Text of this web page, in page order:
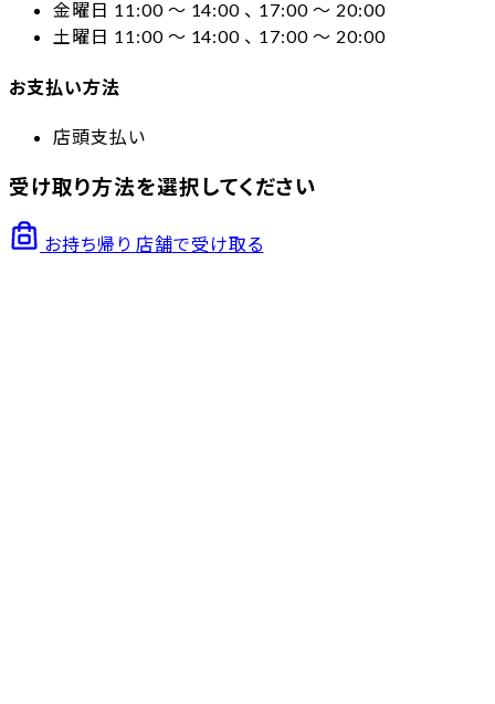
金曜日 11:00 〜 14:00 、 17:00 〜 20:00
土曜日 11:00 〜 14:00 、 17:00 〜 20:00
お支払い方法
店頭支払い
受け取り方法を選択してください
お持ち帰り 店舗で受け取る